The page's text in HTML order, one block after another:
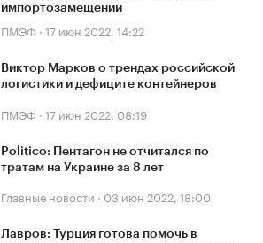
импортозамещении
ПМЭФ · 17 июн 2022, 14:22
Виктор Марков о трендах российской
логистики и дефиците контейнеров
ПМЭФ · 17 июн 2022, 08:19
Politico: Пентагон не отчитался по
тратам на Украине за 8 лет
Главные новости · 03 июн 2022, 18:00
Лавров: Турция готова помочь в